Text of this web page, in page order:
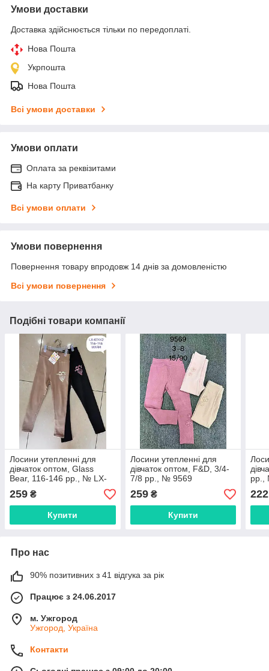
Умови доставки
Доставка здійснюється тільки по передоплаті.
Нова Пошта
Укрпошта
Нова Пошта
Всі умови доставки
Умови оплати
Оплата за реквізитами
На карту Приватбанку
Всі умови оплати
Умови повернення
Повернення товару впродовж 14 днів за домовленістю
Всі умови повернення
Подібні товари компанії
Лосини утепленні для
дівчаток оптом, Glass
Bear, 116-146 рр., № LX-
07K42
259 ₴
Купити
Лосини утепленні для
дівчаток оптом, F&D, 3/4-
7/8 рр., № 9569
259₴
Купити
рр.,
222
Про нас
90% позитивних з 41 відгука за рік
Працює з 24.06.2017
м. Ужгород
Ужгород, Україна
Контакти